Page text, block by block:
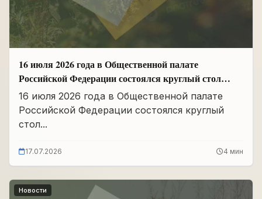
16 июля 2026 года в Общественной палате
Российской Федерации состоялся круглый стол
«Сохранение памяти о Героях подвига
самопожертвования и воспитание...
16 июля 2026 года в Общественной палате
Российской Федерации состоялся круглый
стол...
17.07.2026 4 мин
Новости